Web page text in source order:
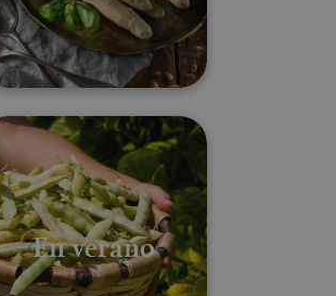
¿Qué comer en cada estación?
En verano